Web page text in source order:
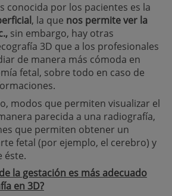
conocida por los pacientes es la
, la que nos permite ver la
sin embargo, hay otras
3D que a los profesionales
de manera más cómoda en
fetal, sobre todo en caso de
modos que permiten visualizar el
parecida a una radiografía,
que permiten obtener un
fetal (por ejemplo, el cerebro) y
éste.
la gestación es más adecuado
en 3D?